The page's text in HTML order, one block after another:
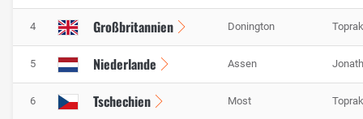
4 Großbritannien Donington
5 Niederlande Assen
6 Tschechien Most